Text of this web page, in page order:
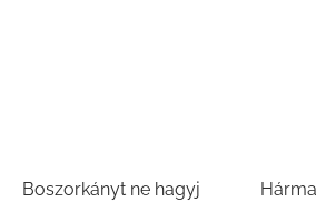
Boszorkányt ne hagyj